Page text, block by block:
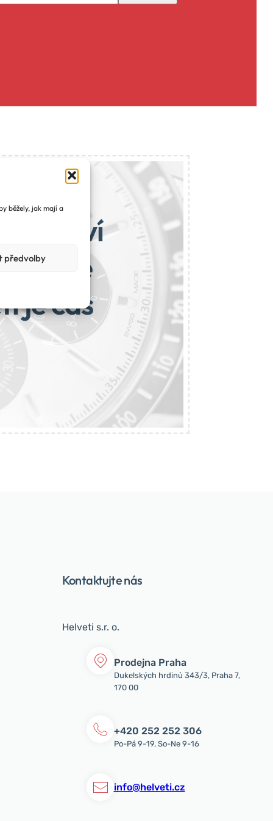
běžely, jak mají a
předvolby
je čas
Kontaktujte nás
Helveti s.r. o.
Prodejna Praha
Dukelských hrdinů 343/3, Praha 7,
170 00
+420 252 252 306
Po-Pá 9-19, So-Ne 9-16
info@helveti.cz